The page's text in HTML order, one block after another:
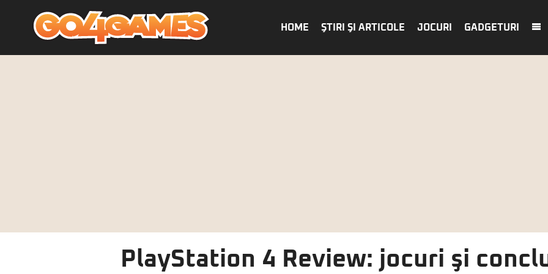
HOME ŞTIRI ŞI ARTICOLE JOCURI GADGETURI
PlayStation 4 Review: jocuri şi